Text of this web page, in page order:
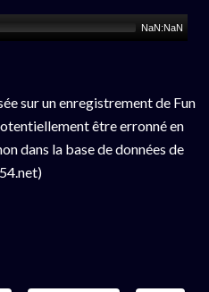
NaN:NaN
sur un enregistrement de Fun
être erronné en
dans la base de données de